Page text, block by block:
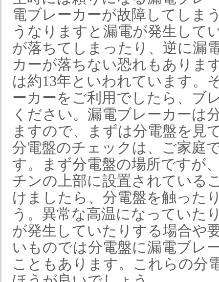
電ブレーカーが故障してしま
うなりますと漏電が発生して
が落ちてしまったり、逆に漏
カーが落ちない恐れもありま
は約13年といわれています。
ーカーをご利用でしたら、ブ
ください。漏電ブレーカーは
ますので、まずは分電盤を見
分電盤のチェックは、ご家庭
す。まず分電盤の場所ですが
チンの上部に設置されている
けましたら、分電盤を触った
う。異常な高温になっていた
が発生していたりする場合や
いものでは分電盤に漏電ブレ
こともあります。これらの分